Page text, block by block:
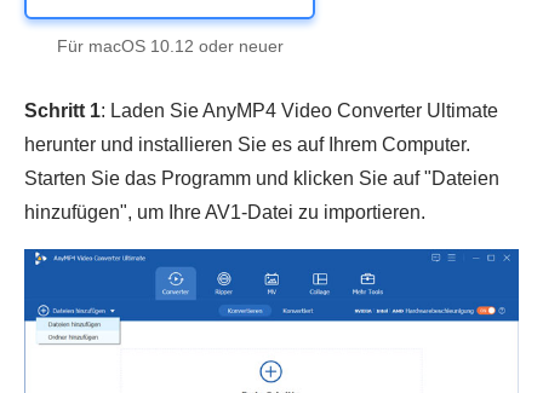
Für macOS 10.12 oder neuer
Schritt 1: Laden Sie AnyMP4 Video Converter Ultimate
herunter und installieren Sie es auf Ihrem Computer.
Starten Sie das Programm und klicken Sie auf "Dateien
hinzufügen", um Ihre AV1-Datei zu importieren.